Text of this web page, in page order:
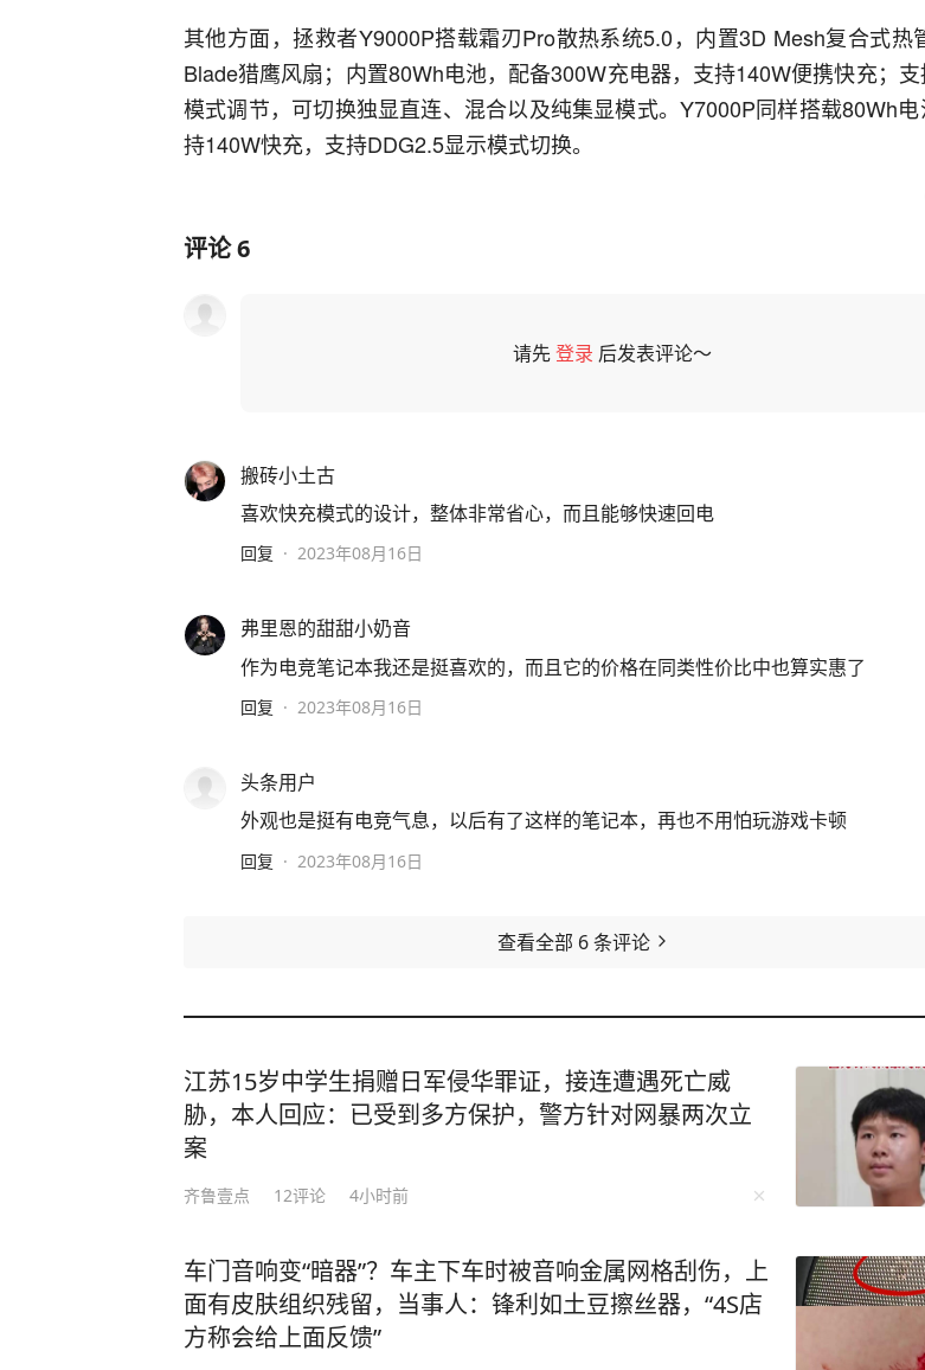
其他方面，拯救者Y9000P搭载霜刃Pro散热系统5.0，内置3D Mesh复合式热
Blade猎鹰风扇；内置80Wh电池，配备300W充电器，支持140W便携快充；
模式调节，可切换独显直连、混合以及纯集显模式。Y7000P同样搭载80Wh
持140W快充，支持DDG2.5显示模式切换。
评论6
请先登录 后发表评论～
搬砖小土古
喜欢快充模式的设计，整体非常省心，而且能够快速回电
回复 · 2023年08月16日
弗里恩的甜甜小奶音
作为电竞笔记本我还是挺喜欢的，而且它的价格在同类性价比中也算实惠了
回复 · 2023年08月16日
头条用户
外观也是挺有电竞气息，以后有了这样的笔记本，再也不用怕玩游戏卡顿
回复 · 2023年08月16日
查看全部 6条评论
江苏15岁中学生捐赠日军侵华罪证，接连遭遇死亡威
胁，本人回应：已受到多方保护，警方针对网暴两次立
案
齐鲁壹点 12评论 4小时前
车门音响变“暗器”？车主下车时被音响金属网格刮伤，上
面有皮肤组织残留，当事人：锋利如土豆擦丝器，“4S店
方称会给上面反馈”